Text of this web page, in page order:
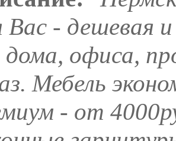
Вас - дешевая
дома, офиса,
Мебель
- от